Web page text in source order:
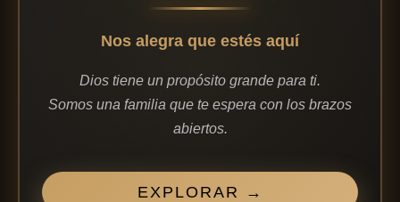
Nos alegra que estés aquí
Dios tiene un propósito grande para ti.
Somos una familia que te espera con los brazos
abiertos.
EXPLORAR →